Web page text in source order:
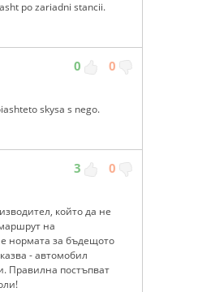
po zariadni stancii.
0 0
skysa s nego.
3 0
който да не
на
нормата за бъдещото
- автомобил
Правилна постъпват